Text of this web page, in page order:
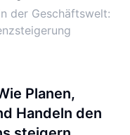
der Geschäftswelt:
Planen,
Handeln den